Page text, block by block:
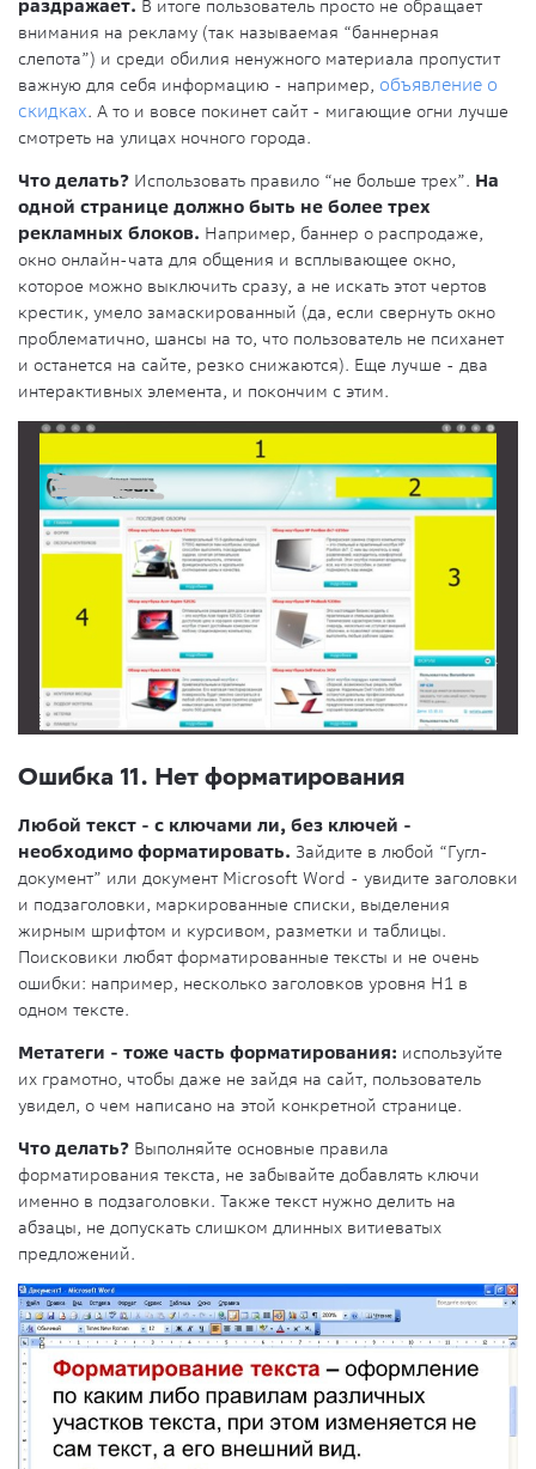
раздражает. В итоге пользователь просто не обращает
внимания на рекламу (так называемая “баннерная
слепота”) и среди обилия ненужного материала пропустит
важную для себя информацию - например, объявление о
скидках. А то и вовсе покинет сайт - мигающие огни лучше
смотреть на улицах ночного города.
Что делать? Использовать правило “не больше трех”. На
одной странице должно быть не более трех
рекламных блоков. Например, баннер о распродаже,
окно онлайн-чата для общения и всплывающее окно,
которое можно выключить сразу, а не искать этот чертов
крестик, умело замаскированный (да, если свернуть окно
проблематично, шансы на то, что пользователь не психанет
и останется на сайте, резко снижаются). Еще лучше - два
интерактивных элемента, и покончим с этим.
Ошибка 11. Нет форматирования
Любой текст - с ключами ли, без ключей -
необходимо форматировать. Зайдите в любой “Гугл-
документ” или документ Microsoft Word - увидите заголовки
и подзаголовки, маркированные списки, выделения
жирным шрифтом и курсивом, разметки и таблицы.
Поисковики любят форматированные тексты и не очень
ошибки: например, несколько заголовков уровня Н1 в
одном тексте.
Метатеги - тоже часть форматирования: используйте
их грамотно, чтобы даже не зайдя на сайт, пользователь
увидел, о чем написано на этой конкретной странице.
Что делать? Выполняйте основные правила
форматирования текста, не забывайте добавлять ключи
именно в подзаголовки. Также текст нужно делить на
абзацы, не допускать слишком длинных витиеватых
предложений.